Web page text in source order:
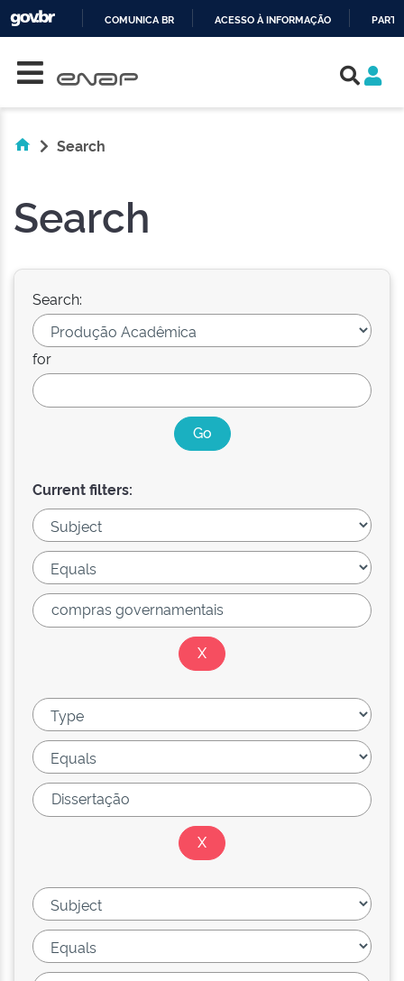
COMUNICA BR ACESSO À INFORMAÇÃO
Search
Search
Search:
for
Current filters: